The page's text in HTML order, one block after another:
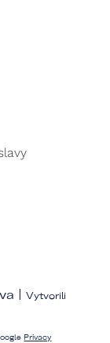
|
Vytvorili
Privacy